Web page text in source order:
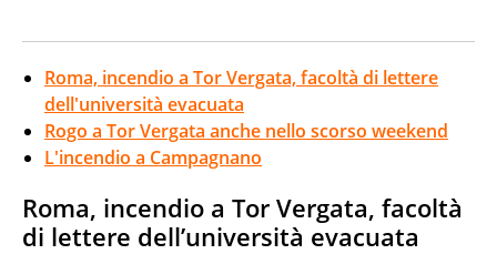
Roma, incendio a Tor Vergata, facoltà di lettere
dell'università evacuata
Rogo a Tor Vergata anche nello scorso weekend
L'incendio a Campagnano
Roma, incendio a Tor Vergata, facoltà
di lettere dell’università evacuata